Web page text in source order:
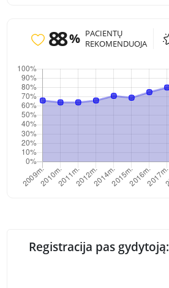
88 % PACIENTŲ
REKOMENDUOJA
Registracija pas gydytoją: